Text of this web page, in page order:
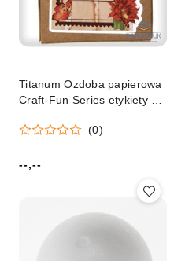
Titanum Ozdoba papierowa
Craft-Fun Series etykiety w
(24XQ0501-18)
(0)
Cena:
--,--